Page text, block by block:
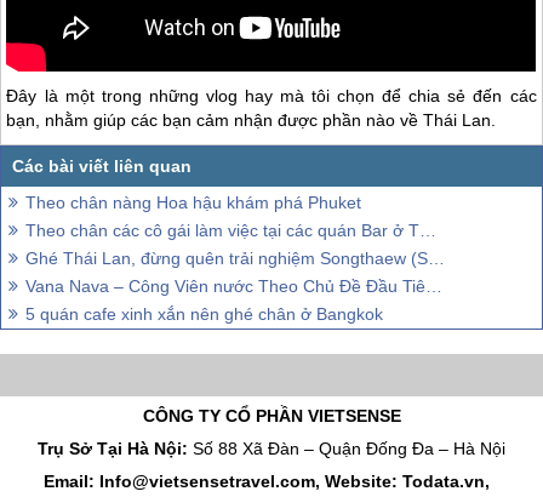
Đây là một trong những vlog hay mà tôi chọn để chia sẻ đến các
bạn, nhằm giúp các bạn cảm nhận được phần nào vềThái Lan.
Theo chân nàng Hoa hậu khám phá Phuket
Theo chân các cô gái làm việc tại các quán Bar ở Thái Lan
Ghé Thái Lan, đừng quên trải nghiệm Songthaew (Song Thẻo)
Vana Nava – Công Viên nước Theo Chủ Đề Đầu Tiên Ở Châu Á
5 quán cafe xinh xắn nên ghé chân ở Bangkok
CÔNG TY CỔ PHẦN VIETSENSE
Trụ Sở Tại Hà Nội: Số 88 Xã Đàn – Quận Đống Đa – Hà Nội
Email: Info@vietsensetravel.com, Website: Todata.vn,